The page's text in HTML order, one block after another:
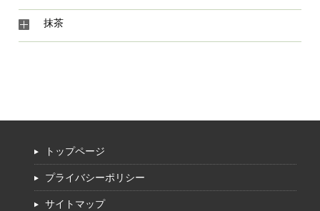
抹茶
トップページ
プライバシーポリシー
サイトマップ